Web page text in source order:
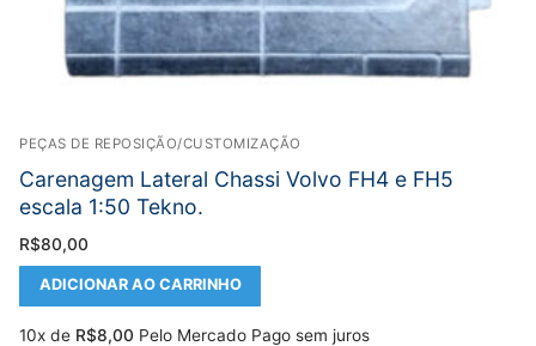
PEÇAS DE REPOSIÇÃO/CUSTOMIZAÇÃO
Carenagem Lateral Chassi Volvo FH4 e FH5
escala 1:50 Tekno.
R$80,00
ADICIONAR AO CARRINHO
10x de R$8,00 Pelo Mercado Pago sem juros